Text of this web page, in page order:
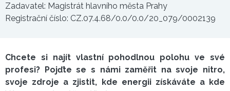
Zadavatel: Magistrát hlavního města Prahy
Registrační číslo: CZ.07.4.68/0.0/0.0/20_079/0002139
Chcete si najít vlastní pohodlnou polohu ve své
profesi? Pojďte se s námi zaměřit na svoje nitro,
svoje zdroje a zjistit, kde energii získáváte a kde